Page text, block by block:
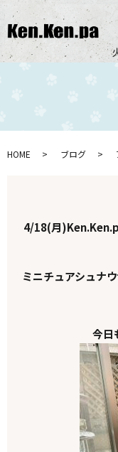
HOME ブログ
4/18(月
ミニチュアシュナ
今日